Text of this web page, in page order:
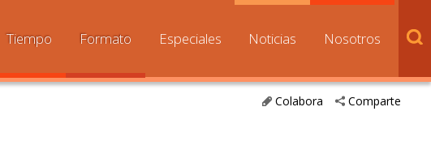
Tiempo Formato Especiales Noticias Nosotros
Comparte
Colabora